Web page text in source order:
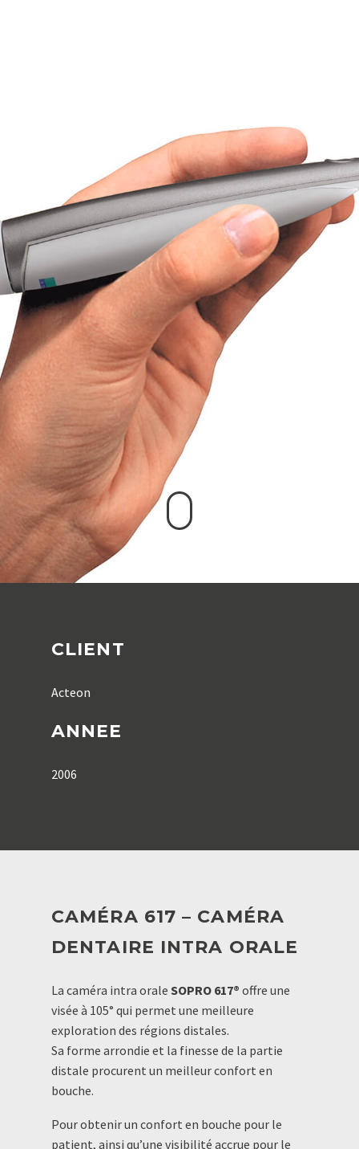
CLIENT
Acteon
ANNEE
2006
CAMÉRA 617 – CAMÉRA
DENTAIRE INTRA ORALE
La caméra intra orale SOPRO 617® offre une
visée à 105° qui permet une meilleure
exploration des régions distales.
Sa forme arrondie et la finesse de la partie
distale procurent un meilleur confort en
bouche.
Pour obtenir un confort en bouche pour le
patient, ainsi qu’une visibilité accrue pour le